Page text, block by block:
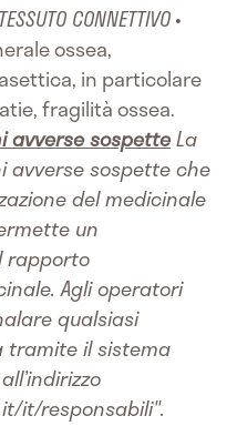
CONNETTIVO•
ossea,
in particolare
fragilità ossea.
avverse sospetteLa
avverse sospette che
del medicinale
un
rapporto
Agli operatori
qualsiasi
tramite il sistema
it/responsabili".